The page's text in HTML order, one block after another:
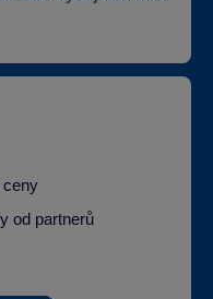
ceny
od partnerů